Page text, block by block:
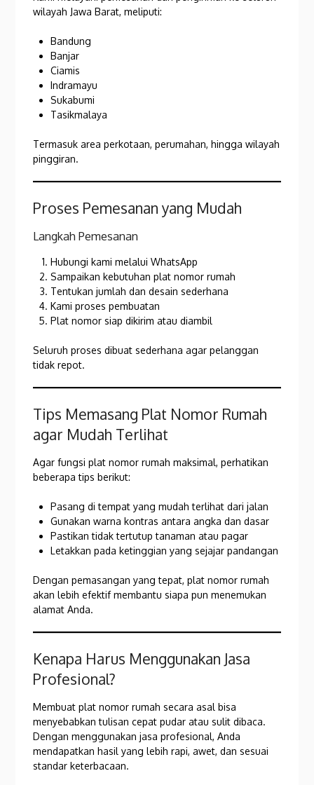
wilayah Jawa Barat, meliputi:
Bandung
Banjar
Ciamis
Indramayu
Sukabumi
Tasikmalaya
Termasuk area perkotaan, perumahan, hingga wilayah
pinggiran.
Proses Pemesanan yang Mudah
Langkah Pemesanan
Hubungi kami melalui WhatsApp
Sampaikan kebutuhan plat nomor rumah
Tentukan jumlah dan desain sederhana
Kami proses pembuatan
Plat nomor siap dikirim atau diambil
Seluruh proses dibuat sederhana agar pelanggan
tidak repot.
Tips Memasang Plat Nomor Rumah
agar Mudah Terlihat
Agar fungsi plat nomor rumah maksimal, perhatikan
beberapa tips berikut:
Pasang di tempat yang mudah terlihat dari jalan
Gunakan warna kontras antara angka dan dasar
Pastikan tidak tertutup tanaman atau pagar
Letakkan pada ketinggian yang sejajar pandangan
Dengan pemasangan yang tepat, plat nomor rumah
akan lebih efektif membantu siapa pun menemukan
alamat Anda.
Kenapa Harus Menggunakan Jasa
Profesional?
Membuat plat nomor rumah secara asal bisa
menyebabkan tulisan cepat pudar atau sulit dibaca.
Dengan menggunakan jasa profesional, Anda
mendapatkan hasil yang lebih rapi, awet, dan sesuai
standar keterbacaan.